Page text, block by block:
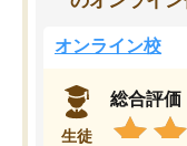
オンライン校
生徒
総合評価